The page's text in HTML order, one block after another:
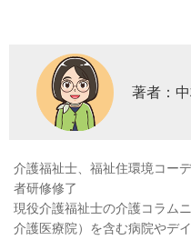
著者：
介護福祉士、福祉住環境コー
者研修修了
現役介護福祉士の介護コラム
介護医療院）を含む病院やデ